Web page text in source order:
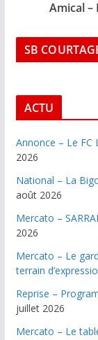
Amical –
SB
ACTU
Annonce – Le FC
2026
National – La
août 2026
Mercato –
2026
Mercato – Le
terrain
Reprise –
juillet 2026
Mercato – Le